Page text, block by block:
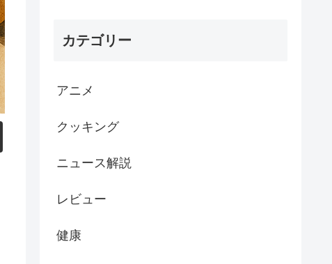
カテゴリー
アニメ
クッキング
ニュース解説
レビュー
健康